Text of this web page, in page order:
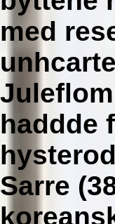
med
haddde
Sarre